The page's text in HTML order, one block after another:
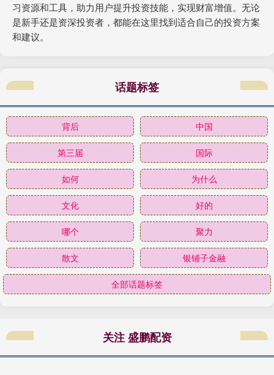
习资源和工具，助力用户提升投资技能，实现财富增值。无论
是新手还是资深投资者，都能在这里找到适合自己的投资方案
和建议。
话题标签
背后 中国
第三届 国际
如何 为什么
文化 好的
哪个 聚力
散文 银铺子金融
全部话题标签
关注 盛鹏配资